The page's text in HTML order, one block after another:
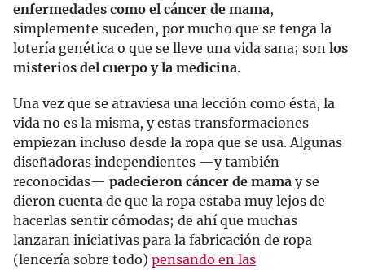
enfermedades como el cáncer de mama,
simplemente suceden, por mucho que se tenga la
lotería genética o que se lleve una vida sana; son los
misterios del cuerpo y la medicina.
Una vez que se atraviesa una lección como ésta, la
vida no es la misma, y estas transformaciones
empiezan incluso desde la ropa que se usa. Algunas
diseñadoras independientes —y también
reconocidas— padecieron cáncer de mama y se
dieron cuenta de que la ropa estaba muy lejos de
hacerlas sentir cómodas; de ahí que muchas
lanzaran iniciativas para la fabricación de ropa
(lencería sobre todo) pensando en las